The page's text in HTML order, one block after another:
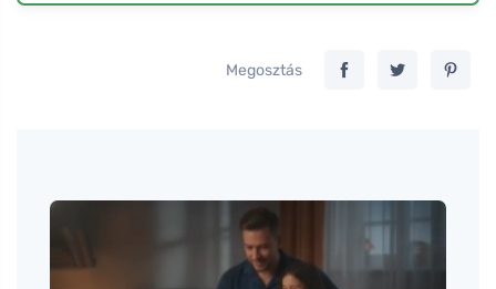
Megosztás